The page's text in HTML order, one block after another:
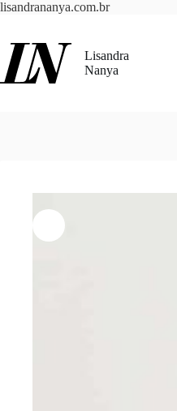
lisandrananya.com.brPular
conteúdo
Lisandra
Nanya